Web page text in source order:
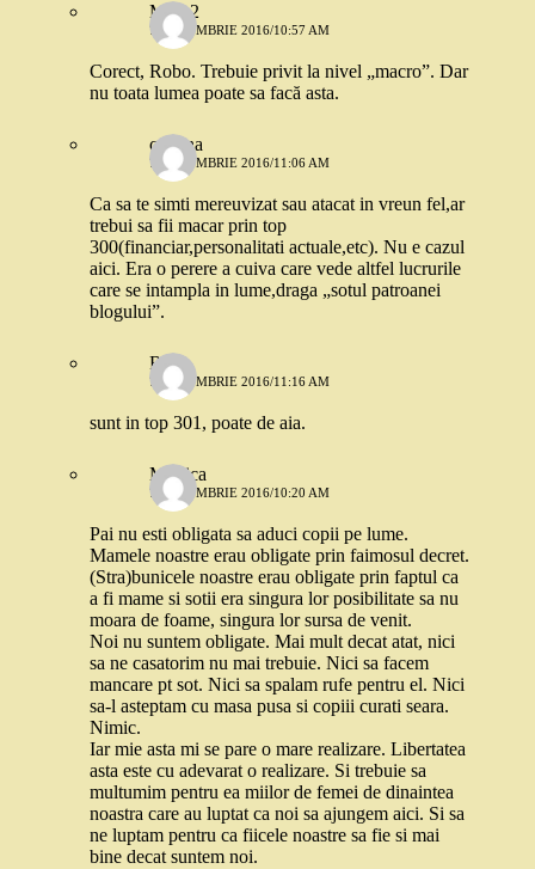
Mira 2
7 OCTOMBRIE 2016/10:57 AM
Corect, Robo. Trebuie privit la nivel „macro”. Dar
nu toata lumea poate sa facă asta.
cristina
7 OCTOMBRIE 2016/11:06 AM
Ca sa te simti mereuvizat sau atacat in vreun fel,ar
trebui sa fii macar prin top
300(financiar,personalitati actuale,etc). Nu e cazul
aici. Era o perere a cuiva care vede altfel lucrurile
care se intampla in lume,draga „sotul patroanei
blogului”.
Robo
7 OCTOMBRIE 2016/11:16 AM
sunt in top 301, poate de aia.
Monica
7 OCTOMBRIE 2016/10:20 AM
Pai nu esti obligata sa aduci copii pe lume.
Mamele noastre erau obligate prin faimosul decret.
(Stra)bunicele noastre erau obligate prin faptul ca
a fi mame si sotii era singura lor posibilitate sa nu
moara de foame, singura lor sursa de venit.
Noi nu suntem obligate. Mai mult decat atat, nici
sa ne casatorim nu mai trebuie. Nici sa facem
mancare pt sot. Nici sa spalam rufe pentru el. Nici
sa-l asteptam cu masa pusa si copiii curati seara.
Nimic.
Iar mie asta mi se pare o mare realizare. Libertatea
asta este cu adevarat o realizare. Si trebuie sa
multumim pentru ea miilor de femei de dinaintea
noastra care au luptat ca noi sa ajungem aici. Si sa
ne luptam pentru ca fiicele noastre sa fie si mai
bine decat suntem noi.